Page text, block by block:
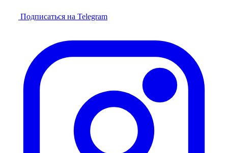
Подписаться на Telegram